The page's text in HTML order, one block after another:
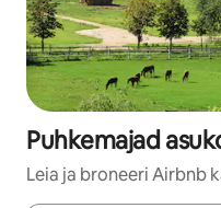
Puhkemajad
Leia ja broneeri Airbnb